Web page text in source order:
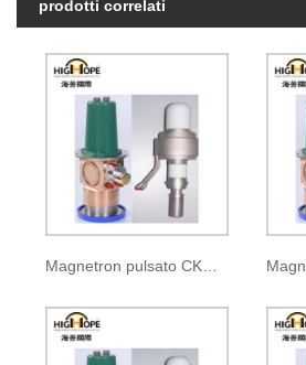
prodotti correlati
Magnetron pulsato CKM-110